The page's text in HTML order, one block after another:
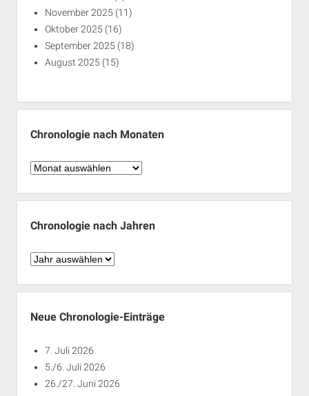
November 2025 (11)
Oktober 2025 (16)
September 2025 (18)
August 2025 (15)
Chronologie nach Monaten
Chronologie
Monaten
Chronologie nach Jahren
Chronologie
Jahren
Neue Chronologie-Einträge
7. Juli 2026
5./6. Juli 2026
26./27. Juni 2026